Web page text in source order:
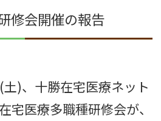
修会開催の報告
)、十勝在宅医療ネット
宅医療多職種研修会が、